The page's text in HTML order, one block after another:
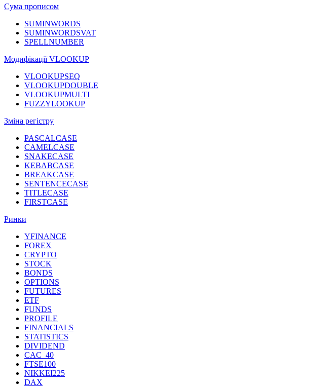
Сума прописом
SUMINWORDS
SUMINWORDSVAT
SPELLNUMBER
Модифікації VLOOKUP
VLOOKUPSEQ
VLOOKUPDOUBLE
VLOOKUPMULTI
FUZZYLOOKUP
Зміна регістру
PASCALCASE
CAMELCASE
SNAKECASE
KEBABCASE
BREAKCASE
SENTENCECASE
TITLECASE
FIRSTCASE
Ринки
YFINANCE
FOREX
CRYPTO
STOCK
BONDS
OPTIONS
FUTURES
ETF
FUNDS
PROFILE
FINANCIALS
STATISTICS
DIVIDEND
CAC_40
FTSE100
NIKKEI225
DAX